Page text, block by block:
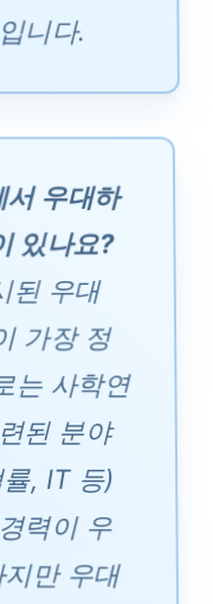
니다.
우대하
있나요?
된 우대
가장 정
는 사학연
된 분야
, IT 등)
력이 우
만 우대